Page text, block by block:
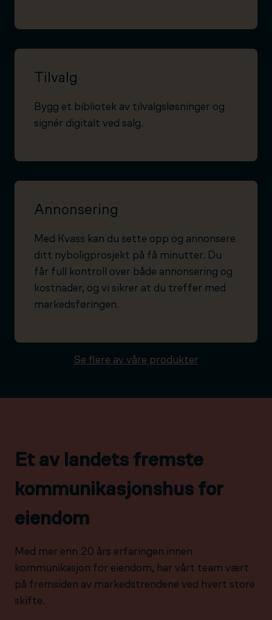
Tilvalg
Bygg et bibliotek av tilvalgsløsninger og
signér digitalt ved salg.
Annonsering
Med Kvass kan du sette opp og annonsere
ditt nyboligprosjekt på få minutter. Du
får full kontroll over både annonsering og
kostnader, og vi sikrer at du treffer med
markedsføringen.
Se flere av våre produkter
Et av landets fremste
kommunikasjonshus for
eiendom
Med mer enn 20 års erfaringen innen
kommunikasjon for eiendom, har vårt team vært
på fremsiden av markedstrendene ved hvert store
skifte.